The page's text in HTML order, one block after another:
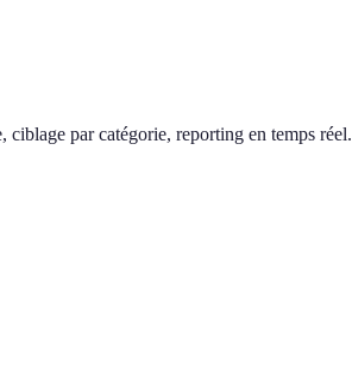
par catégorie, reporting en temps réel.